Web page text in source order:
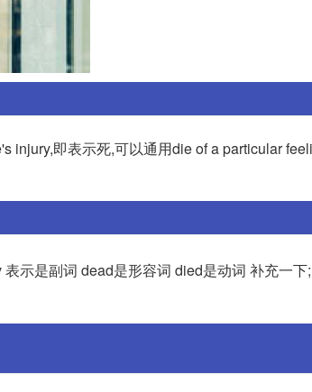
injury,即表示死,可以通用die of a particular
表示是副词 dead是形容词 died是动词 补充一下